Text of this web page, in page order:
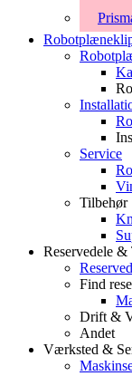
Service
Tilbehør
Reservedele &
Find
Drift &
Andet
Værksted &